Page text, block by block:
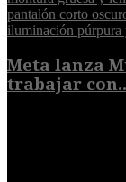
Meta lanza
trabajar